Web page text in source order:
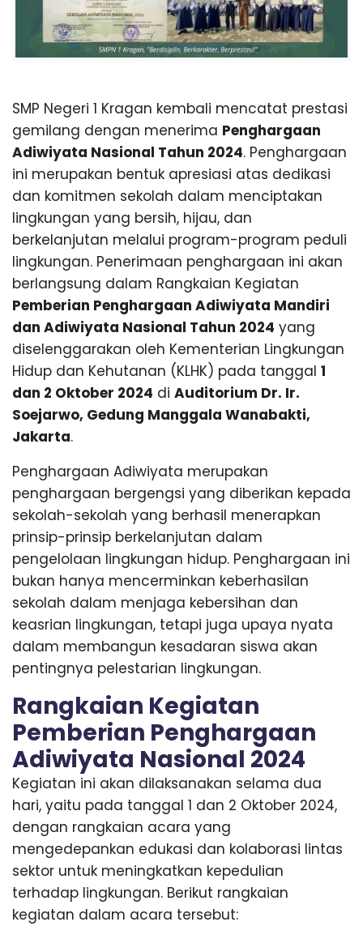
SMP Negeri 1 Kragan kembali mencatat prestasi
gemilang dengan menerima Penghargaan
Adiwiyata Nasional Tahun 2024. Penghargaan
ini merupakan bentuk apresiasi atas dedikasi
dan komitmen sekolah dalam menciptakan
lingkungan yang bersih, hijau, dan
berkelanjutan melalui program-program peduli
lingkungan. Penerimaan penghargaan ini akan
berlangsung dalam Rangkaian Kegiatan
Pemberian Penghargaan Adiwiyata Mandiri
dan Adiwiyata Nasional Tahun 2024 yang
diselenggarakan oleh Kementerian Lingkungan
Hidup dan Kehutanan (KLHK) pada tanggal 1
dan 2 Oktober 2024 di Auditorium Dr. Ir.
Soejarwo, Gedung Manggala Wanabakti,
Jakarta.
Penghargaan Adiwiyata merupakan
penghargaan bergengsi yang diberikan kepada
sekolah-sekolah yang berhasil menerapkan
prinsip-prinsip berkelanjutan dalam
pengelolaan lingkungan hidup. Penghargaan ini
bukan hanya mencerminkan keberhasilan
sekolah dalam menjaga kebersihan dan
keasrian lingkungan, tetapi juga upaya nyata
dalam membangun kesadaran siswa akan
pentingnya pelestarian lingkungan.
Rangkaian Kegiatan
Pemberian Penghargaan
Adiwiyata Nasional 2024
Kegiatan ini akan dilaksanakan selama dua
hari, yaitu pada tanggal 1 dan 2 Oktober 2024,
dengan rangkaian acara yang
mengedepankan edukasi dan kolaborasi lintas
sektor untuk meningkatkan kepedulian
terhadap lingkungan. Berikut rangkaian
kegiatan dalam acara tersebut: